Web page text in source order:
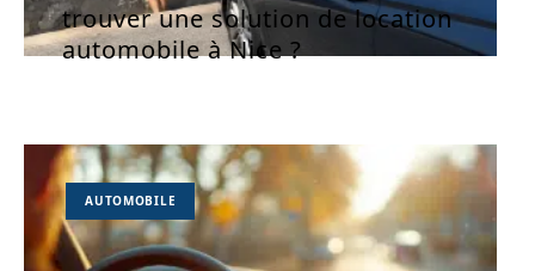
trouver une solution de location
automobile à Nice ?
AUTOMOBILE